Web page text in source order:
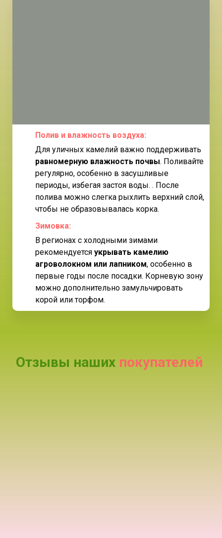
Полив и влажность воздуха:
Для уличных камелий важно поддерживать
равномерную влажность почвы. Поливайте
регулярно, особенно в засушливые
периоды, избегая застоя воды. . После
полива можно слегка рыхлить верхний слой,
чтобы не образовывалась корка.
Зимовка:
В регионах с холодными зимами
рекомендуется укрывать камелию
агроволокном или лапником, особенно в
первые годы после посадки. Корневую зону
можно дополнительно замульчировать
корой или торфом.
Отзывы наших покупателей